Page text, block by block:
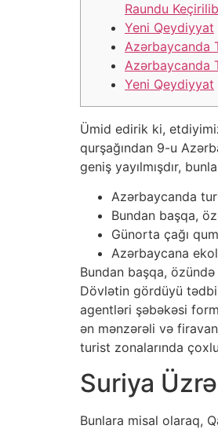
Raundu Keçirilib
Yeni Qeydiyyat
Azərbaycanda
Azərbaycanda
Yeni Qeydiyyat
Ümid edirik ki,
qurşağından 9-u
geniş yayılmışdır,
Azərbaycanda
Bundan başqa,
Günorta çağı
Azərbaycana
Bundan başqa,
Dövlətin gördüyü
agentləri şəbəkəsi
ən mənzərəli və
turist zonalarında
Suriya
Bunlara misal olaraq,